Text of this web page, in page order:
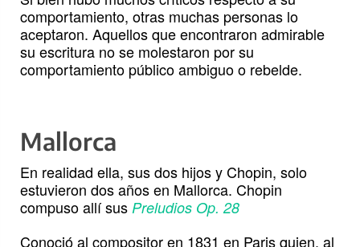
comportamiento, otras muchas personas lo
aceptaron. Aquellos que encontraron admirable
su escritura no se molestaron por su
comportamiento público ambiguo o rebelde.
Mallorca
En realidad ella, sus dos hijos y Chopin, solo
estuvieron dos años en Mallorca. Chopin
compuso allí sus Preludios Op. 28
Conoció al compositor en 1831 en Paris quien, al